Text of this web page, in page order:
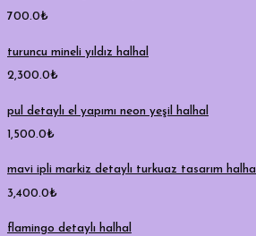
700.0₺
turuncu mineli yıldız halhal
2,300.0₺
pul detaylı el yapımı neon yeşil halhal
1,500.0₺
mavi ipli markiz detaylı turkuaz tasarım halhal
3,400.0₺
flamingo detaylı halhal